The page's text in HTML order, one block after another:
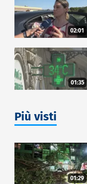
02:01
01:35
Più visti
01:29